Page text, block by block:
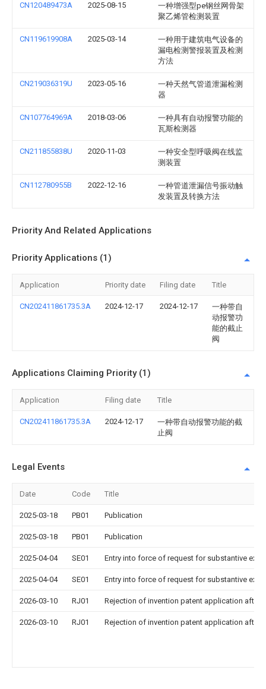
CN120489473A 2025-08-15
一种增强型pe钢丝网骨架
聚乙烯管检测装置
CN119619908A 2025-03-14
一种用于建筑电气设备的
漏电检测警报装置及检测
方法
CN219036319U 2023-05-16
一种天然气管道泄漏检测
器
CN107764969A 2018-03-06
一种具有自动报警功能的
瓦斯检测器
CN211855838U 2020-11-03
一种安全型呼吸阀在线监
测装置
CN112780955B 2022-12-16
一种管道泄漏信号振动触
发装置及转换方法
Priority And Related Applications
Priority Applications (1)
Application Priority date Filing date Title
CN202411861735.3A 2024-12-17 2024-12-17
一种带自
动报警功
能的截止
阀
Applications Claiming Priority (1)
Application Filing date Title
CN202411861735.3A 2024-12-17
一种带自动报警功能的截
止阀
Legal Events
Date Code Title
2025-03-18 PB01 Publication
2025-03-18 PB01 Publication
2025-04-04 SE01 Entry into force of request for substantive
2025-04-04 SE01 Entry into force of request for substantive
2026-03-10 RJ01 Rejection of invention patent application after
2026-03-10 RJ01 Rejection of invention patent application after